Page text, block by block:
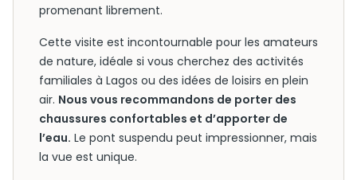
promenant librement.
Cette visite est incontournable pour les amateurs
de nature, idéale si vous cherchez des activités
familiales à Lagos ou des idées de loisirs en plein
air. Nous vous recommandons de porter des
chaussures confortables et d’apporter de
l’eau. Le pont suspendu peut impressionner, mais
la vue est unique.